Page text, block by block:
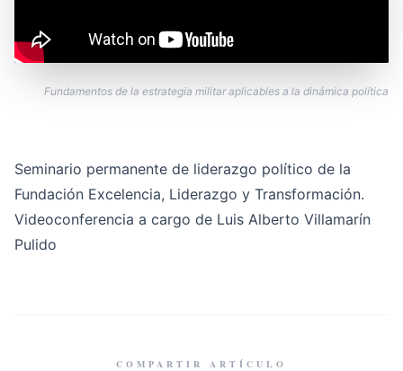
Fundamentos de la estrategia militar aplicables a la dinámica política
Seminario permanente de liderazgo político de la
Fundación Excelencia, Liderazgo y Transformación.
Videoconferencia a cargo de Luis Alberto Villamarín
Pulido
COMPARTIR ARTÍCULO